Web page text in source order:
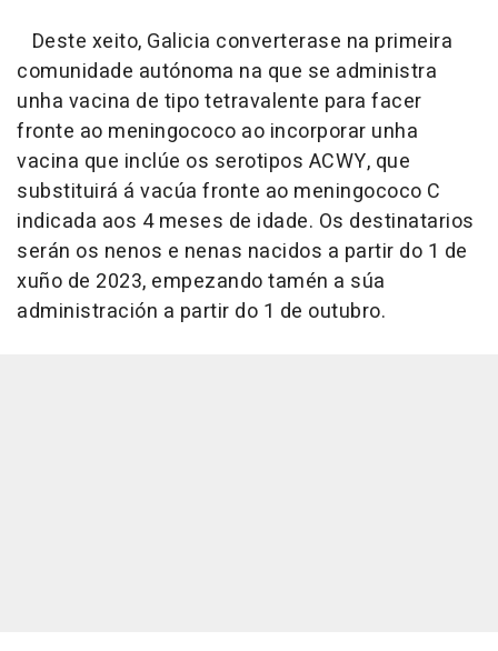
Deste xeito, Galicia converterase na primeira
comunidade autónoma na que se administra
unha vacina de tipo tetravalente para facer
fronte ao meningococo ao incorporar unha
vacina que inclúe os serotipos ACWY, que
substituirá á vacúa fronte ao meningococo C
indicada aos 4 meses de idade. Os destinatarios
serán os nenos e nenas nacidos a partir do 1 de
xuño de 2023, empezando tamén a súa
administración a partir do 1 de outubro.